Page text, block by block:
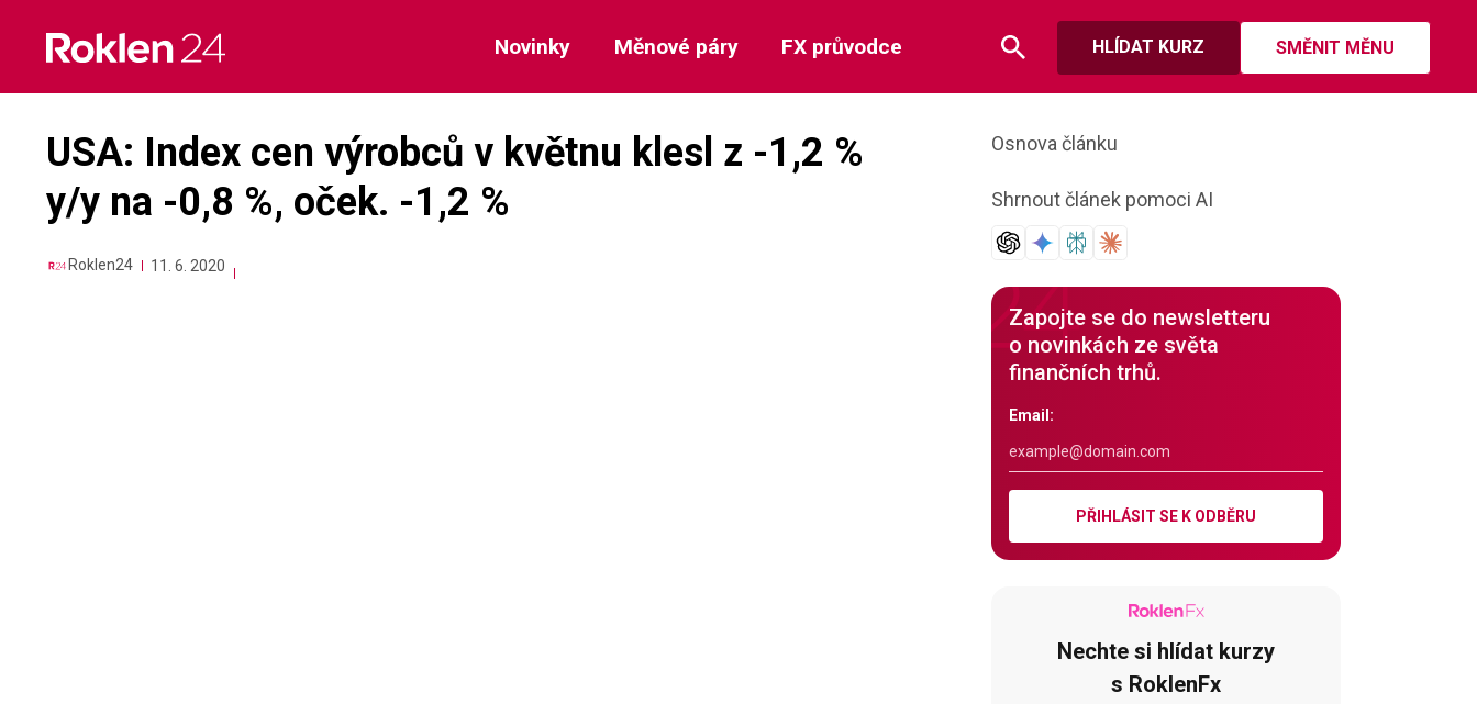
content
HLÍDAT KURZ SMĚNIT MĚNU
Novinky Měnové páry FX průvodce
USA: Index cen výrobců v květnu klesl z -1,2 %
y/y na -0,8 %, oček. -1,2 %
Roklen24 11. 6. 2020
Osnova článku
Shrnout článek pomoci AI
Zapojte se do newsletteru
o novinkách ze světa
finančních trhů.
Email:
PŘIHLÁSIT SE K ODBĚRU
Nechte si hlídat kurzy
s RoklenFx